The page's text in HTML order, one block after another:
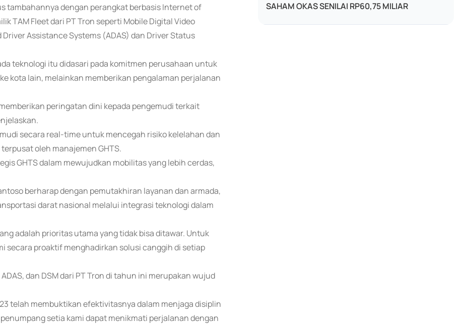
tambahannya dengan perangkat berbasis Internet of
TAM Fleet dari PT Tron seperti Mobile Digital Video
Assistance Systems (ADAS) dan Driver Status
teknologi itu didasari pada komitmen perusahaan untuk
kota lain, melainkan memberikan pengalaman perjalanan
peringatan dini kepada pengemudi terkait
secara real-time untuk mencegah risiko kelelahan dan
oleh manajemen GHTS.
GHTS dalam mewujudkan mobilitas yang lebih cerdas,
berharap dengan pemutakhiran layanan dan armada,
darat nasional melalui integrasi teknologi dalam
adalah prioritas utama yang tidak bisa ditawar. Untuk
proaktif menghadirkan solusi canggih di setiap
dan DSM dari PT Tron di tahun ini merupakan wujud
telah membuktikan efektivitasnya dalam menjaga disiplin
setia kami dapat menikmati perjalanan dengan
SAHAM OKAS SENILAI RP60,75 MILIAR